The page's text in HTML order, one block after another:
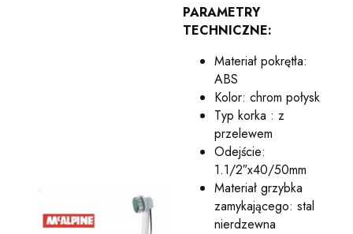
PARAMETRY
TECHNICZNE:
Materiał pokrętła:
ABS
Kolor: chrom połysk
Typ korka : z
przelewem
Odejście:
1.1/2″x40/50mm
Materiał grzybka
zamykającego: stal
nierdzewna